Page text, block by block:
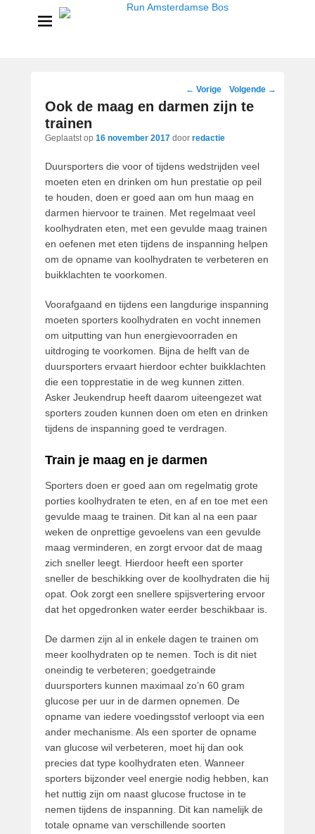
Bericht
navigatie
← Vorige Volgende →
Ook de maag en darmen zijn te
trainen
Geplaatst op 16 november 2017 door redactie
Duursporters die voor of tijdens wedstrijden veel
moeten eten en drinken om hun prestatie op peil
te houden, doen er goed aan om hun maag en
darmen hiervoor te trainen. Met regelmaat veel
koolhydraten eten, met een gevulde maag trainen
en oefenen met eten tijdens de inspanning helpen
om de opname van koolhydraten te verbeteren en
buikklachten te voorkomen.
Voorafgaand en tijdens een langdurige inspanning
moeten sporters koolhydraten en vocht innemen
om uitputting van hun energievoorraden en
uitdroging te voorkomen. Bijna de helft van de
duursporters ervaart hierdoor echter buikklachten
die een topprestatie in de weg kunnen zitten.
Asker Jeukendrup heeft daarom uiteengezet wat
sporters zouden kunnen doen om eten en drinken
tijdens de inspanning goed te verdragen.
Train je maag en je darmen
Sporters doen er goed aan om regelmatig grote
porties koolhydraten te eten, en af en toe met een
gevulde maag te trainen. Dit kan al na een paar
weken de onprettige gevoelens van een gevulde
maag verminderen, en zorgt ervoor dat de maag
zich sneller leegt. Hierdoor heeft een sporter
sneller de beschikking over de koolhydraten die hij
opat. Ook zorgt een snellere spijsvertering ervoor
dat het opgedronken water eerder beschikbaar is.
De darmen zijn al in enkele dagen te trainen om
meer koolhydraten op te nemen. Toch is dit niet
oneindig te verbeteren; goedgetrainde
duursporters kunnen maximaal zo’n 60 gram
glucose per uur in de darmen opnemen. De
opname van iedere voedingsstof verloopt via een
ander mechanisme. Als een sporter de opname
van glucose wil verbeteren, moet hij dan ook
precies dat type koolhydraten eten. Wanneer
sporters bijzonder veel energie nodig hebben, kan
het nuttig zijn om naast glucose fructose in te
nemen tijdens de inspanning. Dit kan namelijk de
totale opname van verschillende soorten